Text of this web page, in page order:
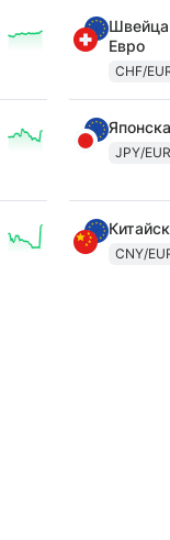
Евро
CHF/
JPY/EUR
CNY/